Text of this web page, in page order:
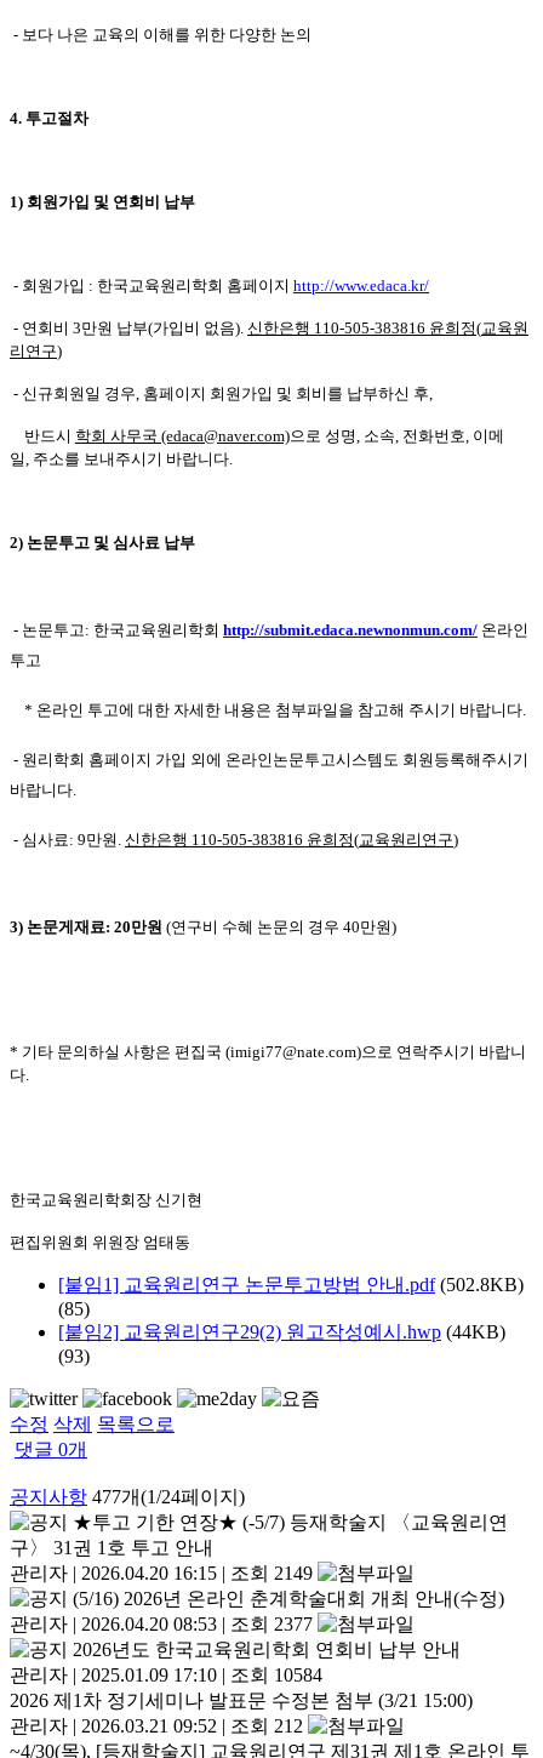
- 보다 나은 교육의 이해를 위한 다양한 논의
4. 투고절차
1) 회원가입 및 연회비 납부
- 회원가입 : 한국교육원리학회 홈페이지 http://www.edaca.kr/
- 연회비 3만원 납부(가입비 없음). 신한은행 110-505-383816 윤희정(교육원
리연구)
- 신규회원일 경우 홈페이지 회원가입 및 회비를 납부하신 후
반드시 학회 사무국 (edaca@naver.com)으 로 성명 소속 전화번호 이메
일 주소를 보내주시기 바랍니다
2) 논문투고 및 심사료 납부
- 논문투고 : 한국교육원리학회 http://submit.edaca.newnonmun.com/ 온라인
투고
* 온라인 투고에 대한 자세한 내용은 첨부파일을 참고해 주시기 바랍니다
- 원리학회 홈페이지 가입 외에 온라인논문투고시스템도 회원등록해주시기
바랍니다
- 심사료 : 9만원 신한은행 110-505-383816 윤희정(교육원리연구)
3) 논문게재료: 20만원 (연구비 수혜 논문의 경우 40만원)
* 기타 문의하실 사항은 편집국 (imigi77@nate.com)으로 연락주시기 바랍니
다
한국교육원리학회장 신기현
편집위원회 위원장 엄태동
[붙임1] 교육원리연구 논문투고방법 안내.pdf (502.8KB)
(85)
[붙임2] 교육원리연구29(2) 원고작성예시.hwp (44KB)
(93)
수정 삭제 목록으로
댓글 0개
공지사항 477개(1/24페이지)
★투고 기한 연장★ (-5/7) 등재학술지 〈교육원리연
구〉 31권 1호 투고 안내
관리자 | 2026.04.20 16:15 | 조회 2149
(5/16) 2026년 온라인 춘계학술대회 개최 안내(수정)
관리자 | 2026.04.20 08:53 | 조회 2377
2026년도 한국교육원리학회 연회비 납부 안내
관리자 | 2025.01.09 17:10 | 조회 10584
2026 제1차 정기세미나 발표문 수정본 첨부 (3/21 15:00)
관리자 | 2026.03.21 09:52 | 조회 212
~4/30(목), [등재학술지] 교육원리연구 제31권 제1호 온라인 투